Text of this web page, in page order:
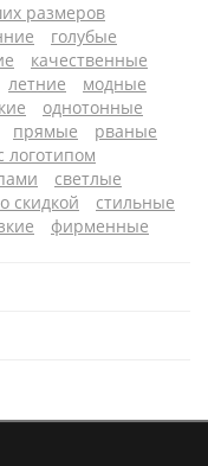
размеров
голубые
качественные
летние
модные
однотонные
прямые
рваные
логотипом
светлые
скидкой
стильные
фирменные